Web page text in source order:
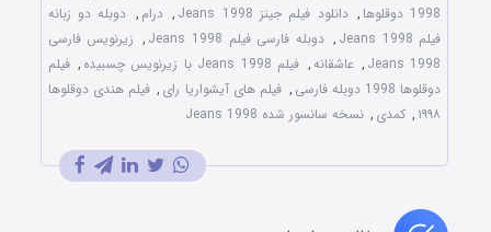
1998 دوقلوها
, دانلود فیلم جینز Jeans 1998 , درام , دوبله دو زبانه
فیلم Jeans 1998
, دوبله فارسی فیلم Jeans 1998 , زیرنویس فارسی
Jeans 1998
, عاشقانه, فیلم Jeans 1998 با زیرنویس چسبیده , فیلم
دوقلوها 1998 دوبله فارسی
, فیلم های آیشواریا رای , فیلم هندی دوقلوها
۱۹۹۸ , کمدی , نسخه سانسور شده Jeans 1998